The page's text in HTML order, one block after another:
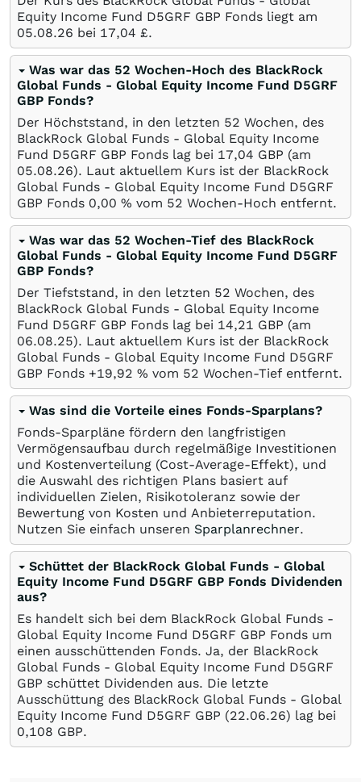
Equity Income Fund D5GRF GBP Fonds liegt am
05.08.26 bei 17,04 £.
Was war das 52 Wochen-Hoch des BlackRock
Global Funds - Global Equity Income Fund D5GRF
GBP Fonds?
Der Höchststand, in den letzten 52 Wochen, des
BlackRock Global Funds - Global Equity Income
Fund D5GRF GBP Fonds lag bei 17,04 GBP (am
05.08.26). Laut aktuellem Kurs ist der BlackRock
Global Funds - Global Equity Income Fund D5GRF
GBP Fonds 0,00 % vom 52 Wochen-Hoch entfernt.
Was war das 52 Wochen-Tief des BlackRock
Global Funds - Global Equity Income Fund D5GRF
GBP Fonds?
Der Tiefststand, in den letzten 52 Wochen, des
BlackRock Global Funds - Global Equity Income
Fund D5GRF GBP Fonds lag bei 14,21 GBP (am
06.08.25). Laut aktuellem Kurs ist der BlackRock
Global Funds - Global Equity Income Fund D5GRF
GBP Fonds +19,92 % vom 52 Wochen-Tief entfernt.
Was sind die Vorteile eines Fonds-Sparplans?
Fonds-Sparpläne fördern den langfristigen
Vermögensaufbau durch regelmäßige Investitionen
und Kostenverteilung (Cost-Average-Effekt), und
die Auswahl des richtigen Plans basiert auf
individuellen Zielen, Risikotoleranz sowie der
Bewertung von Kosten und Anbieterreputation.
Nutzen Sie einfach unseren Sparplanrechner.
Schüttet der BlackRock Global Funds - Global
Equity Income Fund D5GRF GBP Fonds Dividenden
aus?
Es handelt sich bei dem BlackRock Global Funds -
Global Equity Income Fund D5GRF GBP Fonds um
einen ausschüttenden Fonds. Ja, der BlackRock
Global Funds - Global Equity Income Fund D5GRF
GBP schüttet Dividenden aus. Die letzte
Ausschüttung des BlackRock Global Funds - Global
Equity Income Fund D5GRF GBP (22.06.26) lag bei
0,108 GBP.